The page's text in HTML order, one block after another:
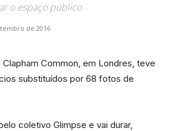
o espaço público
de 2016
Common, em Londres, teve
substituídos por 68 fotos de
coletivo Glimpse e vai durar,